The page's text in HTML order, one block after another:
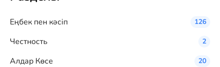
Eңбек пен кәсіп 126
Честность 2
Алдар Көсе 20